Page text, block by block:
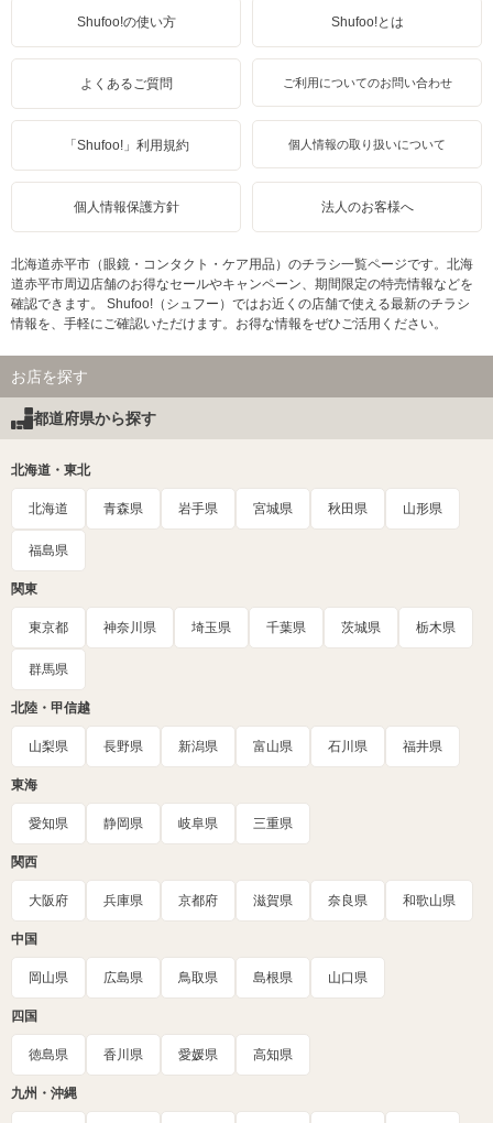
Shufoo!の使い方 Shufoo!とは
よくあるご質問 ご利用についてのお問い合わせ
「Shufoo!」利用規約 個人情報の取り扱いについて
個人情報保護方針 法人のお客様へ
北海道赤平市（眼鏡・コンタクト・ケア用品）のチラシ一覧ページです。北海
道赤平市周辺店舗のお得なセールやキャンペーン、期間限定の特売情報などを
確認できます。 Shufoo!（シュフー）ではお近くの店舗で使える最新のチラシ
情報を、手軽にご確認いただけます。お得な情報をぜひご活用ください。
お店を探す
都道府県から探す
北海道・東北
北海道 青森県 岩手県 宮城県 秋田県 山形県
福島県
関東
東京都 神奈川県 埼玉県 千葉県 茨城県 栃木県
群馬県
北陸・甲信越
山梨県 長野県 新潟県 富山県 石川県 福井県
東海
愛知県 静岡県 岐阜県 三重県
関西
大阪府 兵庫県 京都府 滋賀県 奈良県 和歌山県
中国
岡山県 広島県 鳥取県 島根県 山口県
四国
徳島県 香川県 愛媛県 高知県
九州・沖縄